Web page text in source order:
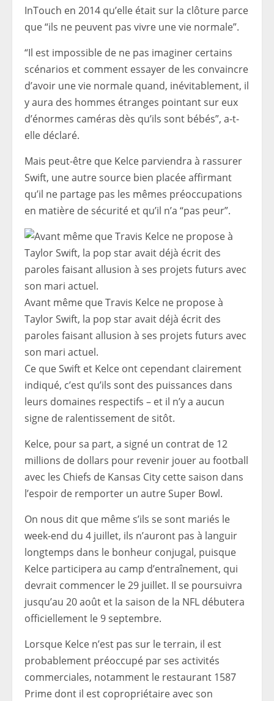
InTouch en 2014 qu’elle était sur la clôture parce
que “ils ne peuvent pas vivre une vie normale”.
“Il est impossible de ne pas imaginer certains
scénarios et comment essayer de les convaincre
d’avoir une vie normale quand, inévitablement, il
y aura des hommes étranges pointant sur eux
d’énormes caméras dès qu’ils sont bébés”, a-t-
elle déclaré.
Mais peut-être que Kelce parviendra à rassurer
Swift, une autre source bien placée affirmant
qu’il ne partage pas les mêmes préoccupations
en matière de sécurité et qu’il n’a “pas peur”.
Avant même que Travis Kelce ne propose à
Taylor Swift, la pop star avait déjà écrit des
paroles faisant allusion à ses projets futurs avec
son mari actuel.
Ce que Swift et Kelce ont cependant clairement
indiqué, c’est qu’ils sont des puissances dans
leurs domaines respectifs – et il n’y a aucun
signe de ralentissement de sitôt.
Kelce, pour sa part, a signé un contrat de 12
millions de dollars pour revenir jouer au football
avec les Chiefs de Kansas City cette saison dans
l’espoir de remporter un autre Super Bowl.
On nous dit que même s’ils se sont mariés le
week-end du 4 juillet, ils n’auront pas à languir
longtemps dans le bonheur conjugal, puisque
Kelce participera au camp d’entraînement, qui
devrait commencer le 29 juillet. Il se poursuivra
jusqu’au 20 août et la saison de la NFL débutera
officiellement le 9 septembre.
Lorsque Kelce n’est pas sur le terrain, il est
probablement préoccupé par ses activités
commerciales, notamment le restaurant 1587
Prime dont il est copropriétaire avec son